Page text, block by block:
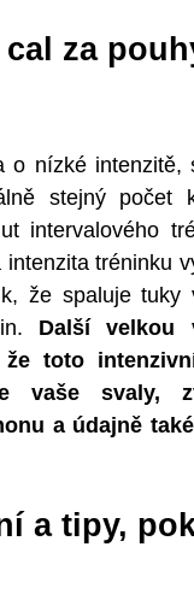
za
o nízké intenzitě,
stejný počet
intervalového
intenzita tréninku
že spaluje tuky
Další velkou
toto
vaše svaly,
a údajně
a tipy,